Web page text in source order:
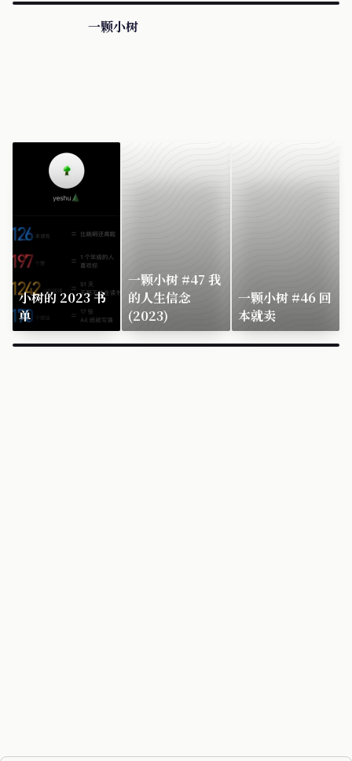
一颗小树
小树的 2023 书
单
一颗小树 #47 我
的人生信念
(2023)
一颗小树 #46 回
本就卖